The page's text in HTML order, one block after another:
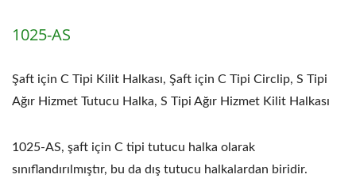
1025-AS
Şaft için C Tipi Kilit Halkası, Şaft için C Tipi Circlip, S Tipi
Ağır Hizmet Tutucu Halka, S Tipi Ağır Hizmet Kilit Halkası
1025-AS, şaft için C tipi tutucu halka olarak
sınıflandırılmıştır, bu da dış tutucu halkalardan biridir.